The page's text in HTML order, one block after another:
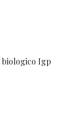
Igp